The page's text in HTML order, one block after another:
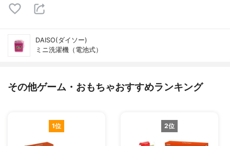
DAISO(ダイソー)
ミニ洗濯機（電池式）
その他ゲーム・おもちゃおすすめランキング
1位 2位